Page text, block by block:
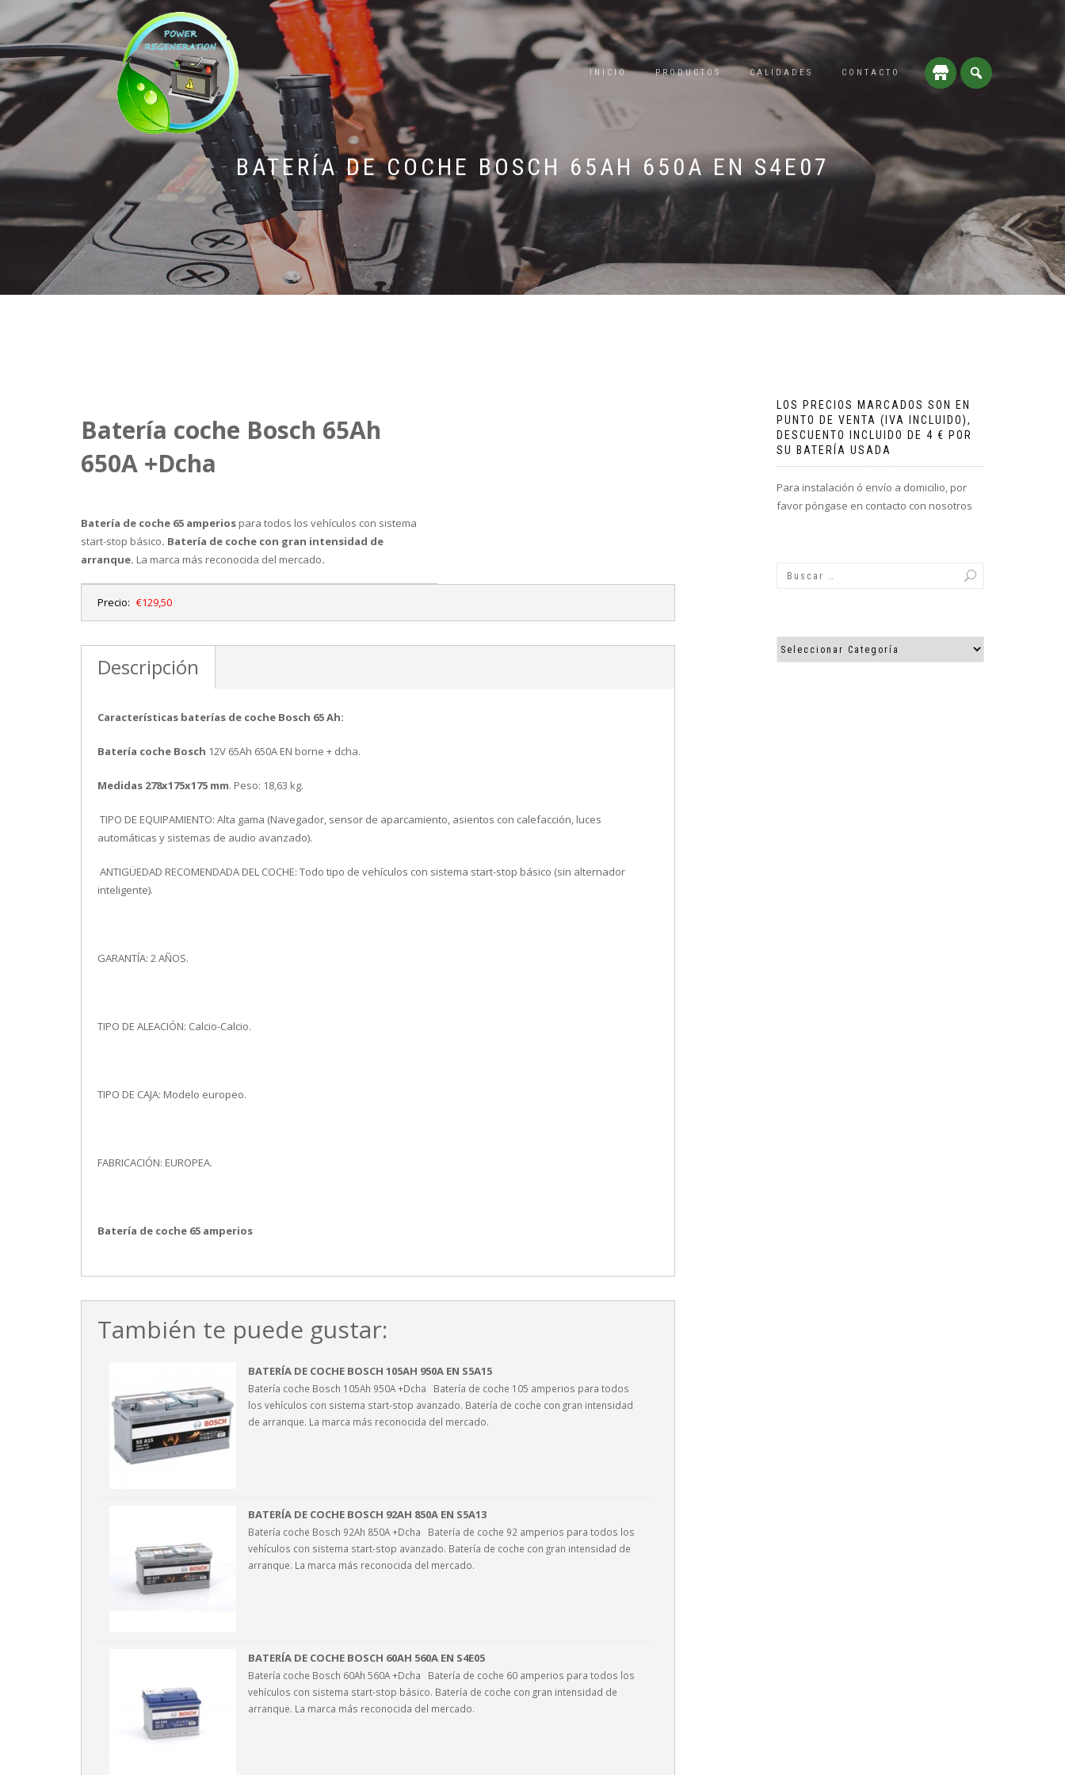
INICIO PRODUCTOS CALIDADES CONTACTO
BATERÍA DE COCHE BOSCH 65AH 650A EN S4E07
Batería coche Bosch 65Ah
650A +Dcha
Batería de coche 65 amperios para todos los vehículos con sistema
start-stop básico. Batería de coche con gran intensidad de
arranque. La marca más reconocida del mercado.
Precio: €129,50
Descripción
Características baterías de coche Bosch 65 Ah:
Batería coche Bosch 12V 65Ah 650A EN borne + dcha.
Medidas 278x175x175 mm. Peso: 18,63 kg.
TIPO DE EQUIPAMIENTO: Alta gama (Navegador, sensor de aparcamiento, asientos con calefacción, luces
automáticas y sistemas de audio avanzado).
ANTIGÜEDAD RECOMENDADA DEL COCHE: Todo tipo de vehículos con sistema start-stop básico (sin alternador
inteligente).
GARANTÍA: 2 AÑOS.
TIPO DE ALEACIÓN: Calcio-Calcio.
TIPO DE CAJA: Modelo europeo.
FABRICACIÓN: EUROPEA.
Batería de coche 65 amperios
También te puede gustar:
BATERÍA DE COCHE BOSCH 105AH 950A EN S5A15
Batería coche Bosch 105Ah 950A +Dcha Batería de coche 105 amperios para todos
los vehículos con sistema start-stop avanzado. Batería de coche con gran intensidad
de arranque. La marca más reconocida del mercado.
BATERÍA DE COCHE BOSCH 92AH 850A EN S5A13
Batería coche Bosch 92Ah 850A +Dcha Batería de coche 92 amperios para todos los
vehículos con sistema start-stop avanzado. Batería de coche con gran intensidad de
arranque. La marca más reconocida del mercado.
BATERÍA DE COCHE BOSCH 60AH 560A EN S4E05
Batería coche Bosch 60Ah 560A +Dcha Batería de coche 60 amperios para todos los
vehículos con sistema start-stop básico. Batería de coche con gran intensidad de
arranque. La marca más reconocida del mercado.
LOS PRECIOS MARCADOS SON EN
PUNTO DE VENTA (IVA INCLUIDO),
DESCUENTO INCLUIDO DE 4 € POR
SU BATERÍA USADA
Para instalación ó envío a domicilio, por
favor póngase en contacto con nosotros